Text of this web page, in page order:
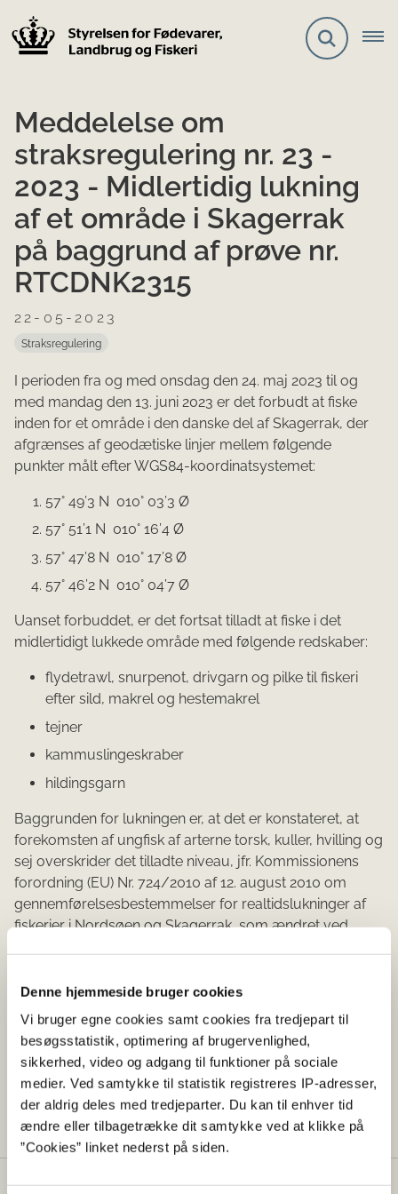
Denne hjemmeside bruger cookies
Vi bruger egne cookies samt cookies fra tredjepart til
besøgsstatistik, optimering af brugervenlighed,
sikkerhed, video og adgang til funktioner på sociale
medier. Ved samtykke til statistik registreres IP-adresser,
der aldrig deles med tredjeparter. Du kan til enhver tid
ændre eller tilbagetrække dit samtykke ved at klikke på
”Cookies” linket nederst på siden.
Meddelelse om
straksregulering nr. 23 -
2023 - Midlertidig lukning
af et område i Skagerrak
på baggrund af prøve nr.
RTCDNK2315
22-05-2023
Straksregulering
I perioden fra og med onsdag den 24. maj 2023 til og
med mandag den 13. juni 2023 er det forbudt at fiske
inden for et område i den danske del af Skagerrak, der
afgrænses af geodætiske linjer mellem følgende
punkter målt efter WGS84-koordinatsystemet:
57° 49’3 N 010° 03’3 Ø
57° 51’1 N 010° 16’4 Ø
57° 47’8 N 010° 17’8 Ø
57° 46’2 N 010° 04’7 Ø
Uanset forbuddet, er det fortsat tilladt at fiske i det
midlertidigt lukkede område med følgende redskaber:
flydetrawl, snurpenot, drivgarn og pilke til fiskeri
efter sild, makrel og hestemakrel
tejner
kammuslingeskraber
hildingsgarn
Baggrunden for lukningen er, at det er konstateret, at
forekomsten af ungfisk af arterne torsk, kuller, hvilling og
sej overskrider det tilladte niveau, jfr. Kommissionens
forordning (EU) Nr. 724/2010 af 12. august 2010 om
gennemførelsesbestemmelser for realtidslukninger af
fiskerier i Nordsøen og Skagerrak, som ændret ved
Denne meddelelse er udstedt i medfør af § 17 i
bekendtgørelse nr. 1586 af 22. december 2022 om
regulering af fiskeriet.
Meddelelsen træder i kraft den 24. maj 2023 og er
gældende til og med den 13. juni 2023.